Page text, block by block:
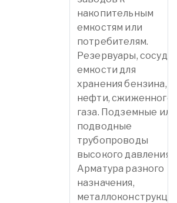
накопительным
емкостям или
потребителям.
Резервуары, сосуды,
емкости для
хранения бензина,
нефти, сжиженного
газа. Подземные или
подводные
трубопроводы
высокого давления.
Арматура разного
назначения,